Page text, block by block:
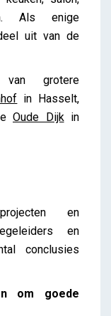
Als enige
uit van de
van grotere
in Hasselt,
Oude Dijkin
en
en
conclusies
om goede